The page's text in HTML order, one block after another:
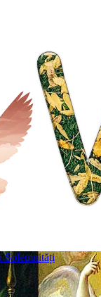
Solemnități